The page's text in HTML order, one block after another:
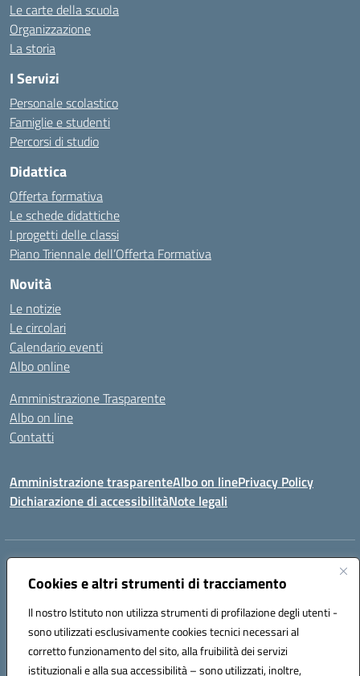
Cookies e altri strumenti di tracciamento
Il nostro Istituto non utilizza strumenti di profilazione degli utenti -
sono utilizzati esclusivamente cookies tecnici necessari al
corretto funzionamento del sito, alla fruibilità dei servizi
istituzionali e alla sua accessibilità – sono utilizzati, inoltre,
Le carte della scuola
Organizzazione
La storia
I Servizi
Personale scolastico
Famiglie e studenti
Percorsi di studio
Didattica
Offerta formativa
Le schede didattiche
I progetti delle classi
Piano Triennale dell’Offerta Formativa
Novità
Le notizie
Le circolari
Calendario eventi
Albo online
Amministrazione Trasparente
Albo on line
Contatti
Amministrazione trasparenteAlbo on linePrivacy Policy
Dichiarazione di accessibilitàNote legali
Indirizzo:
Centralino:078170786 Email:caic875002@istruzione.it
Codice fiscale: 90027700922
Codice meccanografico:
CAIC875002
Codice unico di fatturazione (CUF): UFVRG0